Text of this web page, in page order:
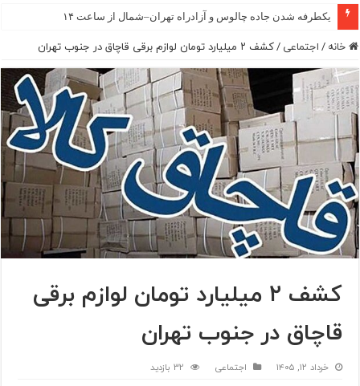
یکطرفه شدن جاده چالوس و آزادراه تهران–شمال از ساعت ۱۴
خانه/اجتماعی/کشف ۲ میلیارد تومان لوازم برقی قاچاق در جنوب تهران
کشف ۲ میلیارد تومان لوازم برقی
قاچاق در جنوب تهران
خرداد ۱۲, ۱۴۰۵ اجتماعی 32 بازدید